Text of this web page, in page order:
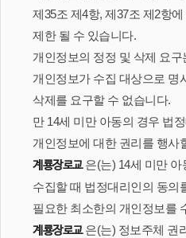
제35조 제4항, 제37조 제2항
제한 될 수 있습니다.
개인정보의 정정 및 삭제 요구
개인정보가 수집 대상으로 명
삭제를 요구할 수 없습니다.
만 14세 미만 아동의 경우 법
개인정보에 대한 권리를 행사
계룡장로교은(는) 14세 미만 아
수집할 때 법정대리인의 동의
필요한 최소한의 개인정보를
계룡장로교은(는) 정보주체 권